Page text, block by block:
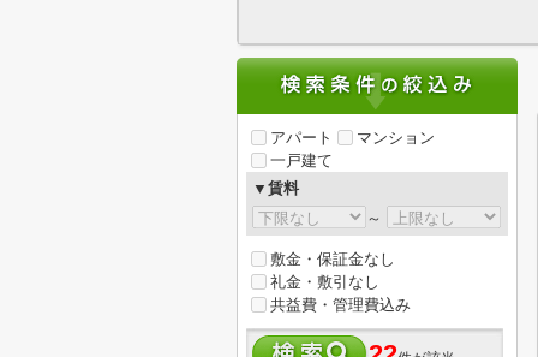
アパート
マンション
一戸建て
▼賃料
～
敷金・保証金なし
礼金・敷引なし
共益費・管理費込み